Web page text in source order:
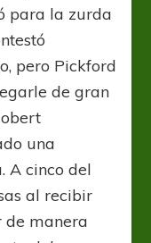
para la zurda
pero Pickford
de gran
una
A cinco del
al recibir
de manera